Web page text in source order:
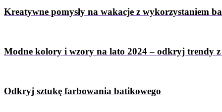
Kreatywne pomysły na wakacje z wykorzystaniem
Modne kolory i wzory na lato 2024 – odkryj trendy
Odkryj sztukę farbowania batikowego